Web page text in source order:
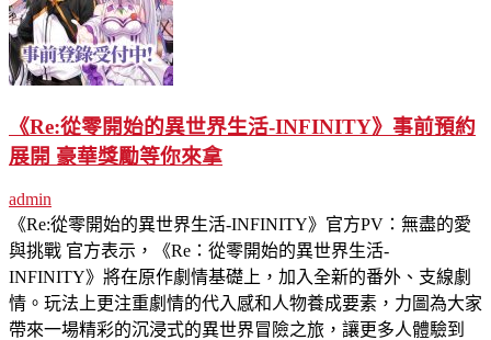
《Re:從零開始的異世界生活-INFINITY》事前預約
展開 豪華獎勵等你來拿
admin
《Re:從零開始的異世界生活-INFINITY》官方PV：無盡的愛
與挑戰 官方表示，《Re：從零開始的異世界生活-
INFINITY》將在原作劇情基礎上，加入全新的番外、支線劇
情。玩法上更注重劇情的代入感和人物養成要素，力圖為大家
帶來一場精彩的沉浸式的異世界冒險之旅，讓更多人體驗到